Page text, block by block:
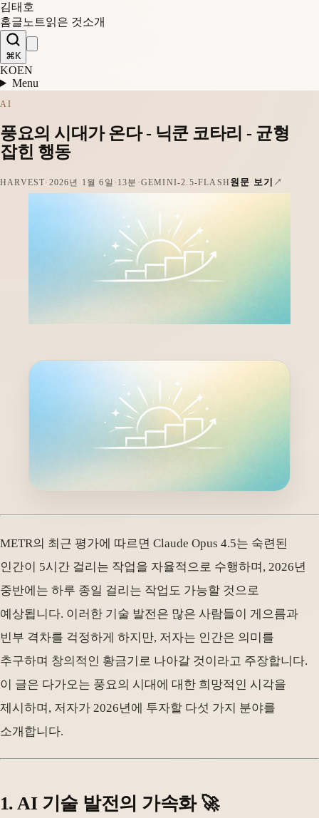
김태호
홈글 노트읽은 것소개
⌘K
KOEN
Menu
AI
풍요의 시대가 온다 - 닉쿤 코타리 - 균형
잡힌 행동
HARVEST· 2026년 1월 6일 · 13분 ·GEMINI-2.5-FLASH 원문 보기
METR의 최근 평가에 따르면 Claude Opus 4.5는 숙련된
인간이 5시간 걸리는 작업을 자율적으로 수행하며, 2026년
중반에는 하루 종일 걸리는 작업도 가능할 것으로
예상됩니다. 이러한 기술 발전은 많은 사람들이 게으름과
빈부 격차를 걱정하게 하지만, 저자는 인간은 의미를
추구하며 창의적인 황금기로 나아갈 것이라고 주장합니다.
이 글은 다가오는 풍요의 시대에 대한 희망적인 시각을
제시하며, 저자가 2026년에 투자할 다섯 가지 분야를
소개합니다.
1. AI 기술 발전의 가속화 🚀